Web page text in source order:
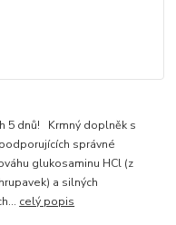
5 dnů! Krmný doplněk s
správné
glukosaminu HCl (z
a silných
celý popis